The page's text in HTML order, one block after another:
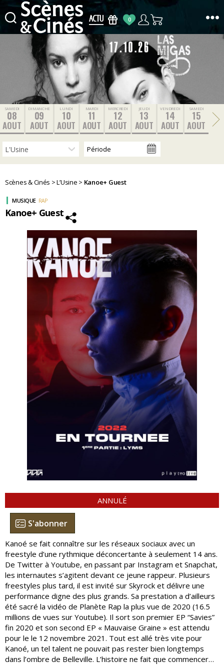
Scènes
&
Cinés
0
SAMEDI
08
AOUT
DIMANCHE
09
AOUT
LUNDI
10
AOUT
MARDI
11
AOUT
MERCREDI
12
AOUT
JEUDI
13
AOUT
VENDREDI
14
AOUT
SAMEDI
15
AOUT
Scènes & Cinés >L’Usine > Kanoe+ Guest
Kanoe+ Guest
MUSIQUE RAP
ANNULÉ
S'abonner
Kanoé se fait connaître sur les réseaux sociaux avec un
freestyle d’une rythmique déconcertante à seulement 14 ans.
De Twitter à Youtube, en passant par Instagram et Snapchat,
les internautes s’agitent devant ce jeune rappeur. Plusieurs
freestyles plus tard, il est invité sur Skyrock et délivre une
performance digne des plus grands. Sa prestation a d’ailleurs
été sacré la vidéo de Planète Rap la plus vue de 2020 (16.5
millions de vues sur Youtube). Il sort son premier EP “Savies”
fin 2020 et son second EP « Mauvaise Graine » est attendu
pour le le 12 novembre 2021. Tout est allé très vite pour
Kanoé, un tel talent ne pouvait pas rester bien longtemps
dans l’ombre de Belleville. L’histoire ne fait que commencer…